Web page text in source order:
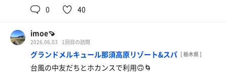
昨日は台風で露天風呂クローズだったけど、
今朝は開いてて気持ちよかった♨️
0 40
imoe🍠
2026.06.03 1回目の訪問
グランドメルキュール那須高原リゾート&スパ [ 栃木県 ]
台風の中友だちとホカンスで利用🙃🌀